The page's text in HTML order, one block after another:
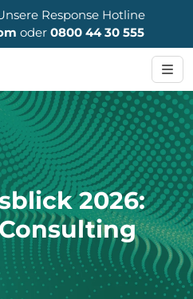
Response Hotline
oder 0800 44 30 555
2026: